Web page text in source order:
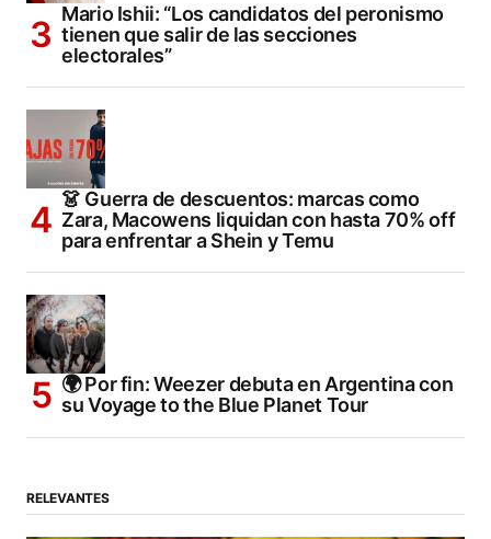
Mario Ishii: “Los candidatos del peronismo
tienen que salir de las secciones
electorales”
👗 Guerra de descuentos: marcas como
Zara, Macowens liquidan con hasta 70% off
para enfrentar a Shein y Temu
🌍 Por fin: Weezer debuta en Argentina con
su Voyage to the Blue Planet Tour
RELEVANTES